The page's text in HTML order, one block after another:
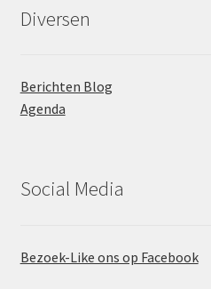
Diversen
Berichten Blog
Agenda
Social Media
Bezoek-Like ons op Facebook